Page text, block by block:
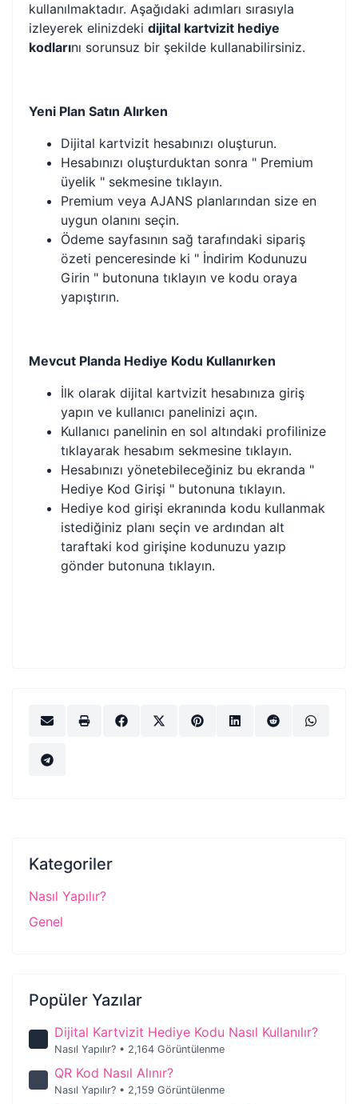
kullanılmaktadır. Aşağıdaki adımları sırasıyla
izleyerek elinizdeki dijital kartvizit hediye
kodlarını sorunsuz bir şekilde kullanabilirsiniz.
Yeni Plan Satın Alırken
Dijital kartvizit hesabınızı oluşturun.
Hesabınızı oluşturduktan sonra " Premium
üyelik " sekmesine tıklayın.
Premium veya AJANS planlarından size en
uygun olanını seçin.
Ödeme sayfasının sağ tarafındaki sipariş
özeti penceresinde ki " İndirim Kodunuzu
Girin " butonuna tıklayın ve kodu oraya
yapıştırın.
Mevcut Planda Hediye Kodu Kullanırken
İlk olarak dijital kartvizit hesabınıza giriş
yapın ve kullanıcı panelinizi açın.
Kullanıcı panelinin en sol altındaki profilinize
tıklayarak hesabım sekmesine tıklayın.
Hesabınızı yönetebileceğiniz bu ekranda "
Hediye Kod Girişi " butonuna tıklayın.
Hediye kod girişi ekranında kodu kullanmak
istediğiniz planı seçin ve ardından alt
taraftaki kod girişine kodunuzu yazıp
gönder butonuna tıklayın.
Kategoriler
Nasıl Yapılır?
Genel
Popüler Yazılar
Dijital Kartvizit Hediye Kodu Nasıl Kullanılır?
Nasıl Yapılır? • 2,164 Görüntülenme
QR Kod Nasıl Alınır?
Nasıl Yapılır? • 2,159 Görüntülenme